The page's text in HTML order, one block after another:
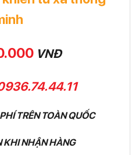
VNĐ
TRÊN TOÀN QUỐC
KHI NHẬN HÀNG